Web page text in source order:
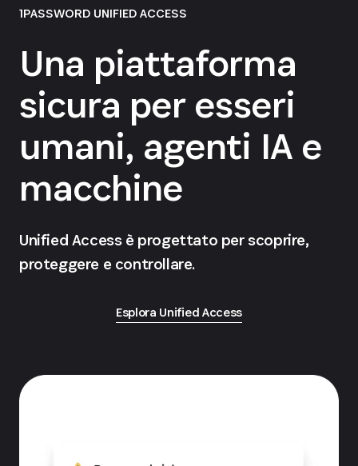
1PASSWORD UNIFIED ACCESS
Una piattaforma
sicura per esseri
umani, agenti IA e
macchine
Unified Access è progettato per scoprire,
proteggere e controllare.
Esplora Unified Access